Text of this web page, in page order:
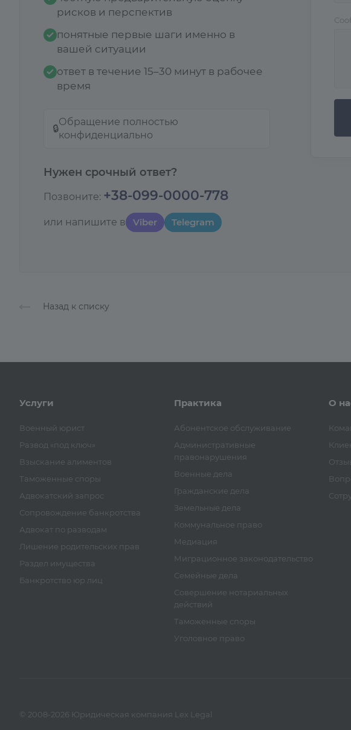
рисков и перспектив
понятные первые шаги именно в
вашей ситуации
ответ в течение 15–30 минут в рабочее
время
🔒
Обращение полностью
конфиденциально
Нужен срочный ответ?
Позвоните: +38-099-0000-778
или напишите в Viber Telegram
Назад к списку
Услуги
Военный юрист
Развод «под ключ»
Взыскание алиментов
Таможенные споры
Адвокатский запрос
Сопровождение банкротства
Адвокат по разводам
Лишение родительских прав
Раздел имущества
Банкротство юр лиц
Практика
Абонентское обслуживание
Административные
правонарушения
Военные дела
Гражданские дела
Земельные дела
Коммунальное право
Медиация
Миграционное законодательство
Семейные дела
Совершение нотариальных
действий
Таможенные споры
Уголовное право
О
© 2008-2026 Юридическая компания Lex Legal